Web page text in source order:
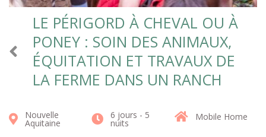
LE PÉRIGORD À CHEVAL OU À
PONEY : SOIN DES ANIMAUX,
ÉQUITATION ET TRAVAUX DE
LA FERME DANS UN RANCH
Nouvelle
Aquitaine
6 jours - 5
nuits
Mobile Home